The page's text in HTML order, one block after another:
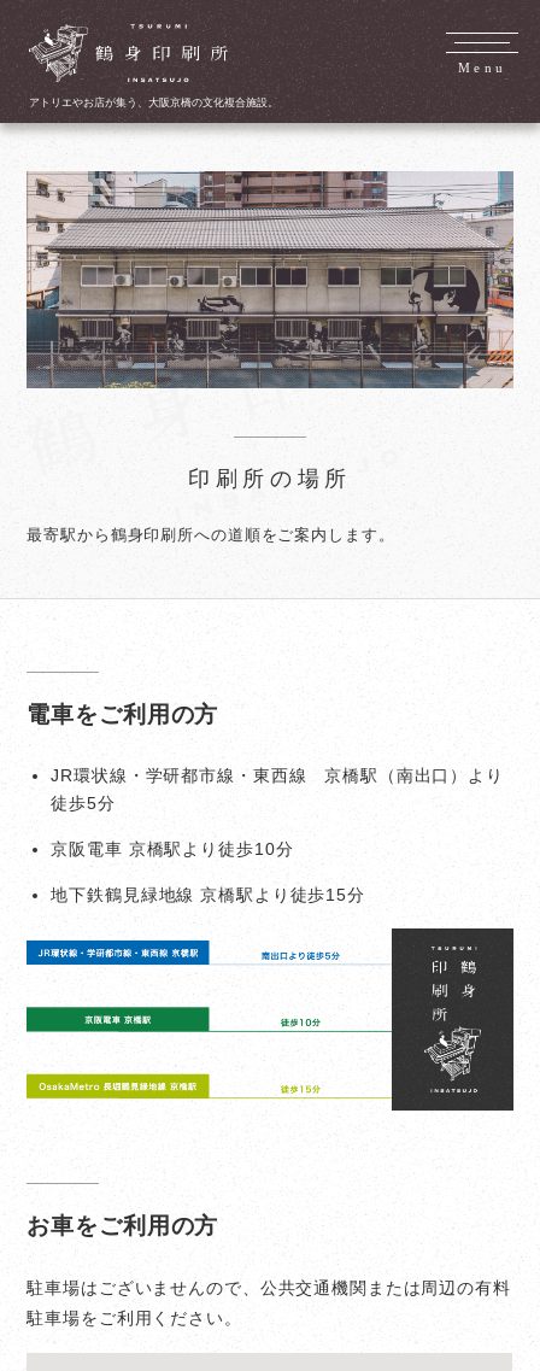
アトリエやお店が集う、大阪京橋の文化複合施設。
Menu
印刷所の場所
最寄駅から鶴身印刷所への道順をご案内します。
電車をご利用の方
JR環状線・学研都市線・東西線 京橋駅（南出口）より
徒歩5分
京阪電車 京橋駅より徒歩10分
地下鉄鶴見緑地線 京橋駅より徒歩15分
お車をご利用の方
駐車場はございませんので、公共交通機関または周辺の有料
駐車場をご利用ください。